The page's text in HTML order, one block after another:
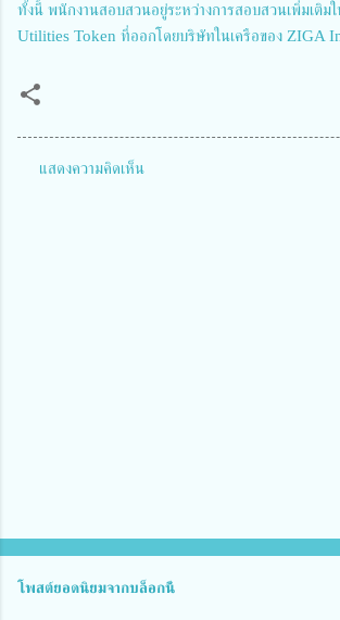
ทั้งนี้ พนักงานสอบสวนอยู่ระหว่างการสอบสวนเพิ่มเติม
Utilities Token ที่ออกโดยบริษัทในเครือของ ZIGA
แสดงความคิดเห็น
โพสต์ยอดนิยมจากบล็อกนี้